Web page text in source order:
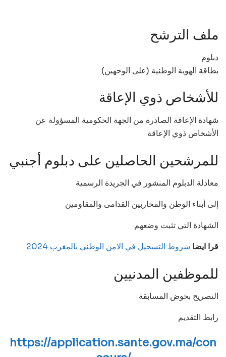
ملف الترشح
دبلوم
بطاقة الهوية الوطنية (على الوجهين)
للأشخاص ذوي الإعاقة
شهادة الإعاقة الصادرة من الجهة الحكومية المسؤولة عن
الأشخاص ذوي الإعاقة
للمرشحين الحاصلين على دبلوم أجنبي
معادلة الدبلوم المنشور في الجريدة الرسمية
إلى أبناء الوطن والمحاربين القدامى والمقاومين
الشهادة التي تثبت وضعهم
قرا ايضا شروط التسجيل في الامن الوطني بالمغرب 2024
للموظفين المدنيين
التصريح بخوض المسابقة
رابط التقديم
https://application.sante.gov.ma/con